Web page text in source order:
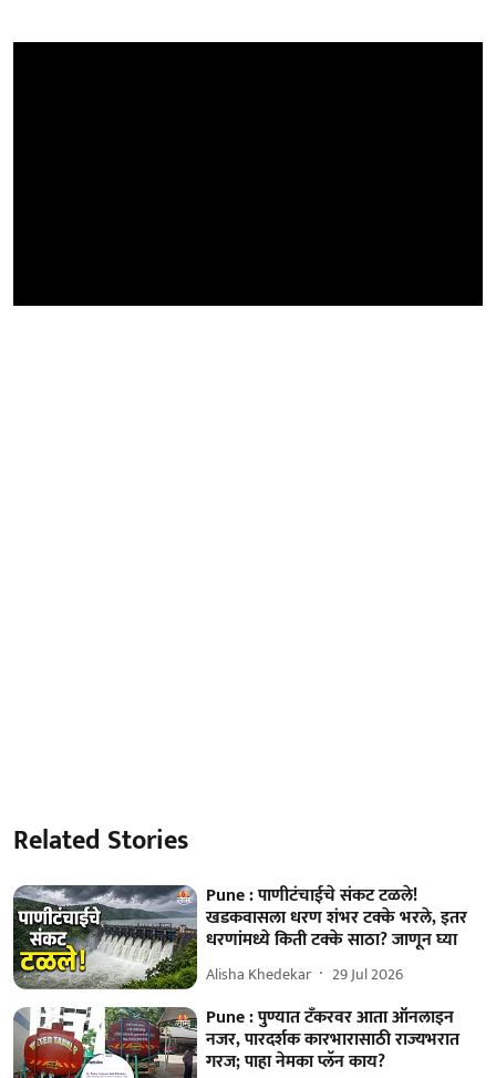
Related Stories
Pune : पाणीटंचाईचे संकट टळले!
खडकवासला धरण शंभर टक्के भरले, इतर
धरणांमध्ये किती टक्के साठा? जाणून घ्या
Alisha Khedekar 29 Jul 2026
Pune : पुण्यात टँकरवर आता ऑनलाइन
नजर, पारदर्शक कारभारासाठी राज्यभरात
गरज; पाहा नेमका प्लॅन काय?